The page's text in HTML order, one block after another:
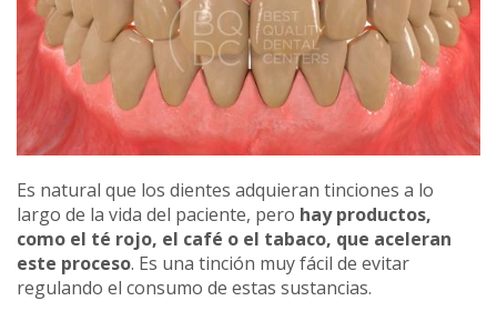
Es natural que los dientes adquieran tinciones a lo
largo de la vida del paciente, pero hay productos,
como el té rojo, el café o el tabaco, que aceleran
este proceso. Es una tinción muy fácil de evitar
regulando el consumo de estas sustancias.